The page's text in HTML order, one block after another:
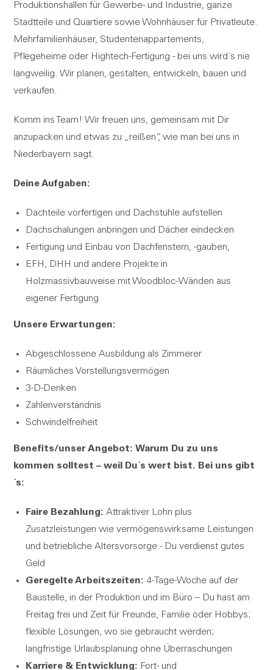
Produktionshallen für Gewerbe- und Industrie, ganze
Stadtteile und Quartiere sowie Wohnhäuser für Privatleute.
Mehrfamilienhäuser, Studentenappartements,
Pflegeheime oder Hightech-Fertigung - bei uns wird´s nie
langweilig. Wir planen, gestalten, entwickeln, bauen und
verkaufen.
Komm ins Team! Wir freuen uns, gemeinsam mit Dir
anzupacken und etwas zu „reißen“, wie man bei uns in
Niederbayern sagt.
Deine Aufgaben:
Dachteile vorfertigen und Dachstühle aufstellen
Dachschalungen anbringen und Dächer eindecken
Fertigung und Einbau von Dachfenstern, -gauben,
EFH, DHH und andere Projekte in
Holzmassivbauweise mit Woodbloc-Wänden aus
eigener Fertigung
Unsere Erwartungen:
Abgeschlossene Ausbildung als Zimmerer
Räumliches Vorstellungsvermögen
3-D-Denken
Zahlenverständnis
Schwindelfreiheit
Benefits/unser Angebot:Warum Du zu uns
kommen solltest – weil Du´s wert bist. Bei uns gibt
´s:
Faire Bezahlung: Attraktiver Lohn plus
Zusatzleistungen wie vermögenswirksame Leistungen
und betriebliche Altersvorsorge - Du verdienst gutes
Geld
Geregelte Arbeitszeiten: 4-Tage-Woche auf der
Baustelle, in der Produktion und im Büro – Du hast am
Freitag frei und Zeit für Freunde, Familie oder Hobbys;
flexible Lösungen, wo sie gebraucht werden;
langfristige Urlaubsplanung ohne Überraschungen
Karriere & Entwicklung: Fort- und